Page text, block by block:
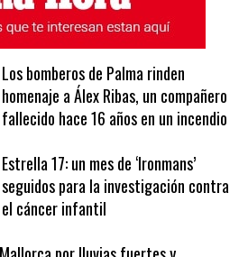
Los bomberos de Palma rinden
homenaje a Álex Ribas, un compañero
fallecido hace 16 años en un incendio
Estrella 17: un mes de ‘Ironmans’
seguidos para la investigación contra
el cáncer infantil